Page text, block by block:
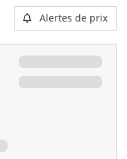
Alertes de prix